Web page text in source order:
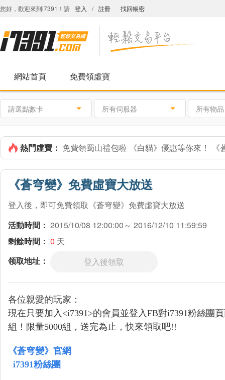
您好，歡迎來到i7391！請 登入 / 註冊 找回帳密
網站首頁 免費領虛寶
請選點數卡 所有伺服器 所有物品
熱門虛寶： 免費領蜀山禮包啦 《白貓》優惠等你來！
《蒼穹變》免費虛寶大放送
登入後，即可免費領取《蒼穹變》免費虛寶大放送
活動時間： 2015/10/08 12:00:00～ 2016/12/10 11:59:59
剩餘時間： 0 天
领取地址：
登入後領取
各位親愛的玩家：
現在只要加入 <i7391>的會員並登入FB對i7391粉絲團
組！限量5000組，送完為止，快來領取吧!!
《蒼穹變》官網
i7391粉絲團